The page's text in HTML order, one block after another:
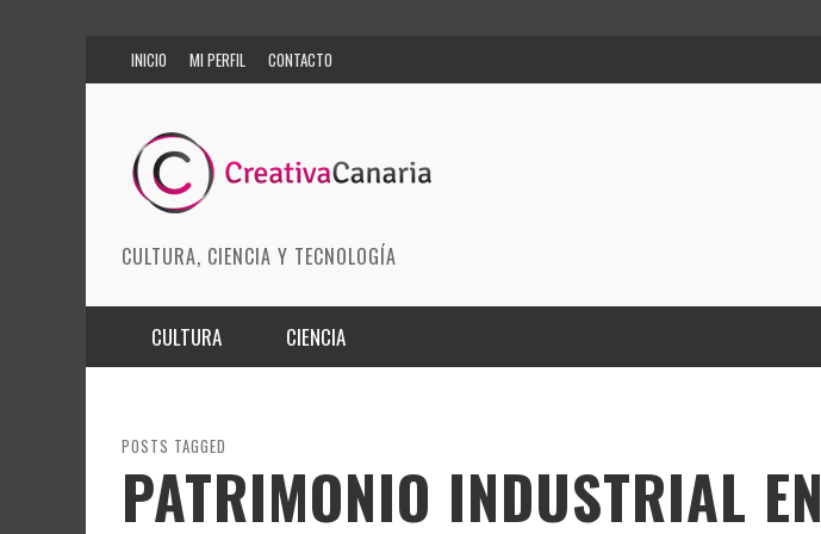
INICIO MI PERFIL CONTACTO
CULTURA, CIENCIA Y TECNOLOGÍA
CULTURA
ARTES ESCÉNICAS
MODA
CIENCIA
INNOVACIÓN
CIENCIAS DE LA TIERRA
POSTS TAGGED
PATRIMONIO INDUSTRIAL EN